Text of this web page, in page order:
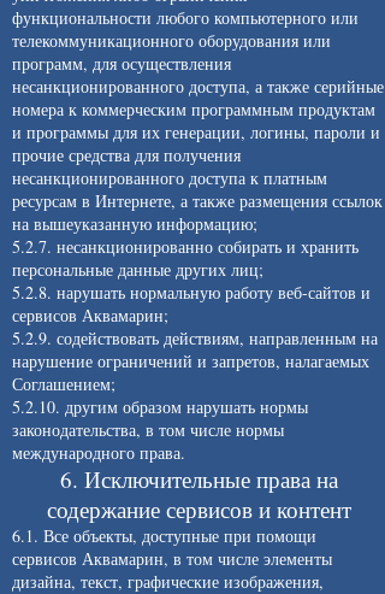
функциональности любого компьютерного или
телекоммуникационного оборудования или
программ, для осуществления
несанкционированного доступа, а также серийные
номера к коммерческим программным продуктам
и программы для их генерации, логины, пароли и
прочие средства для получения
несанкционированного доступа к платным
ресурсам в Интернете, а также размещения ссылок
на вышеуказанную информацию;
5.2.7. несанкционированно собирать и хранить
персональные данные других лиц;
5.2.8. нарушать нормальную работу веб-сайтов и
сервисов Аквамарин;
5.2.9. содействовать действиям, направленным на
нарушение ограничений и запретов, налагаемых
Соглашением;
5.2.10. другим образом нарушать нормы
законодательства, в том числе нормы
международного права.
6. Исключительные права на
содержание сервисов и контент
6.1. Все объекты, доступные при помощи
сервисов Аквамарин, в том числе элементы
дизайна, текст, графические изображения,